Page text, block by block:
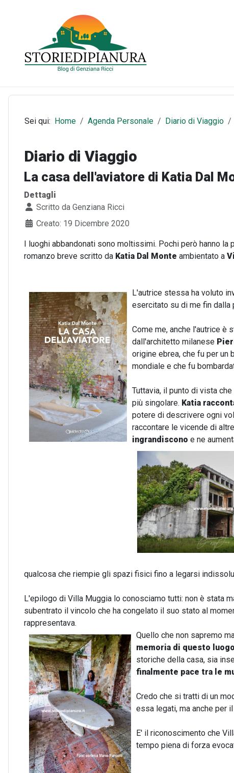
Sei qui: Home Agenda Personale Diario di Viaggio
Diario di Viaggio
La casa dell'aviatore di Katia Dal
Dettagli
Scritto da Genziana Ricci
Creato: 19 Dicembre 2020
I luoghi abbandonati sono moltissimi. Pochi però hanno
romanzo breve scritto da Katia Dal Monte ambientato a
L'autrice stessa ha voluto
esercitato su di me fin dalla
Come me, anche l'autrice è
dall'architetto milanese
origine ebrea, che fu per
mondiale e che fu
Tuttavia, il punto di vista
più singolare. Katia
potere di descrivere ogni
raccontare le vicende di
ingrandiscono e ne
qualcosa che riempie gli spazi fisici fino a legarsi
L'epilogo di Villa Muggia lo conosciamo tutti: non è stata
subentrato il vincolo che ha congelato il suo stato al
rappresentava.
Quello che non sapremo
memoria di questo luogo
storiche della casa, sia
finalmente pace tra le
Credo che si tratti di un
essa legati, ma anche per
E' il riconoscimento che
tempo piena di forza